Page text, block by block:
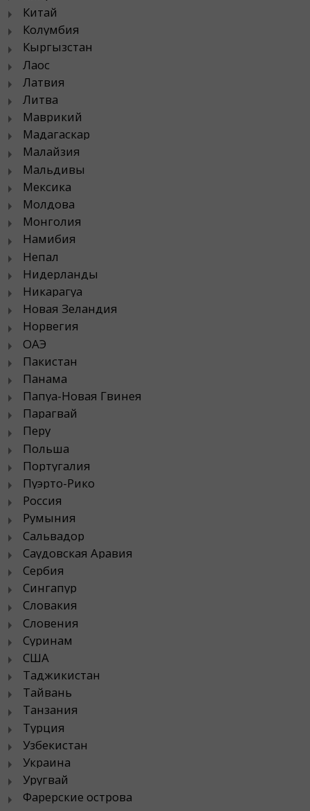
Китай
Колумбия
Кыргызстан
Лаос
Латвия
Литва
Маврикий
Мадагаскар
Малайзия
Мальдивы
Мексика
Молдова
Монголия
Намибия
Непал
Нидерланды
Никарагуа
Новая Зеландия
Норвегия
ОАЭ
Пакистан
Панама
Папуа-Новая Гвинея
Парагвай
Перу
Польша
Португалия
Пуэрто-Рико
Россия
Румыния
Сальвадор
Саудовская Аравия
Сербия
Сингапур
Словакия
Словения
Суринам
США
Таджикистан
Тайвань
Танзания
Турция
Узбекистан
Украина
Уругвай
Фарерские острова